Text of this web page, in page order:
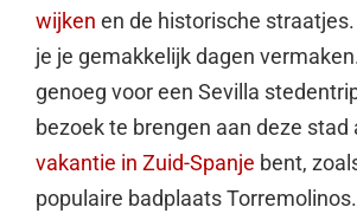
wijken en de historische
je je gemakkelijk dagen
genoeg voor een Sevilla
bezoek te brengen aan deze stad
vakantie in Zuid-Spanje bent,
populaire badplaats